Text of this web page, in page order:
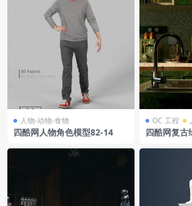
人物-动物-食物
四酷网人物角色模型82-14
OC 工程
四酷网复古